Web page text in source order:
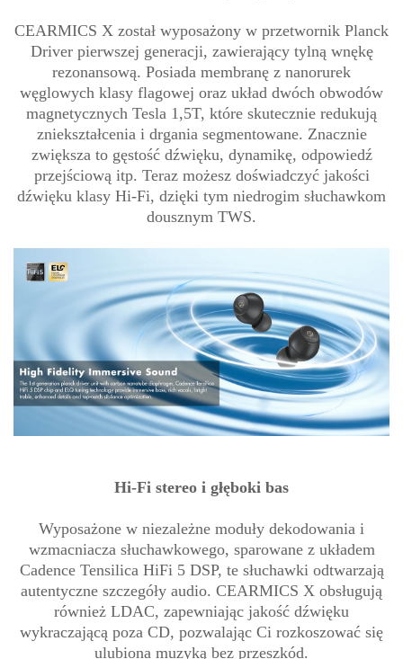
CEARMICS X został wyposażony w przetwornik Planck
Driver pierwszej generacji, zawierający tylną wnękę
rezonansową. Posiada membranę z nanorurek
węglowych klasy flagowej oraz układ dwóch obwodów
magnetycznych Tesla 1,5T, które skutecznie redukują
zniekształcenia i drgania segmentowane. Znacznie
zwiększa to gęstość dźwięku, dynamikę, odpowiedź
przejściową itp. Teraz możesz doświadczyć jakości
dźwięku klasy Hi-Fi, dzięki tym niedrogim słuchawkom
dousznym TWS.
Hi-Fi stereo i głęboki bas
Wyposażone w niezależne moduły dekodowania i
wzmacniacza słuchawkowego, sparowane z układem
Cadence Tensilica HiFi 5 DSP, te słuchawki odtwarzają
autentyczne szczegóły audio. CEARMICS X obsługują
również LDAC, zapewniając jakość dźwięku
wykraczającą poza CD, pozwalając Ci rozkoszować się
ulubiona muzyką bez przeszkód.